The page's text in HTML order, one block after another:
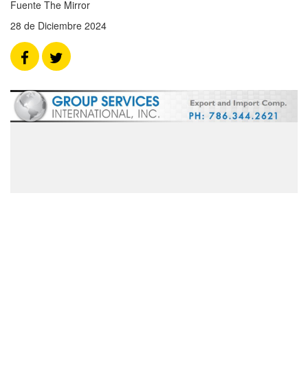
Fuente The Mirror
28 de Diciembre 2024